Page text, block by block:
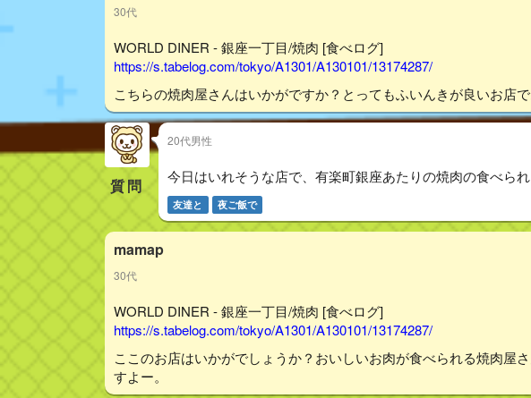
30代
WORLD DINER - 銀座一丁目/焼肉 [食べログ]
https://s.tabelog.com/tokyo/A1301/A130101/13174287/
こちらの焼肉屋さんはいかがですか？とってもふいんきが良いお店で
質問
20代男性
今日はいれそうな店で、有楽町銀座あたりの焼肉の食べら
友達と 夜ご飯で
mamap
30代
WORLD DINER - 銀座一丁目/焼肉 [食べログ]
https://s.tabelog.com/tokyo/A1301/A130101/13174287/
ここのお店はいかがでしょうか？おいしいお肉が食べられる焼肉屋
すよー。